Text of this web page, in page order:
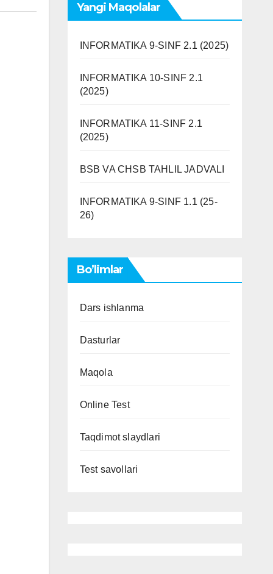
Yangi Maqolalar
INFORMATIKA 9-SINF 2.1 (2025)
INFORMATIKA 10-SINF 2.1
(2025)
INFORMATIKA 11-SINF 2.1
(2025)
BSB VA CHSB TAHLIL JADVALI
INFORMATIKA 9-SINF 1.1 (25-
26)
Bo’limlar
Dars ishlanma
Dasturlar
Maqola
Online Test
Taqdimot slaydlari
Test savollari